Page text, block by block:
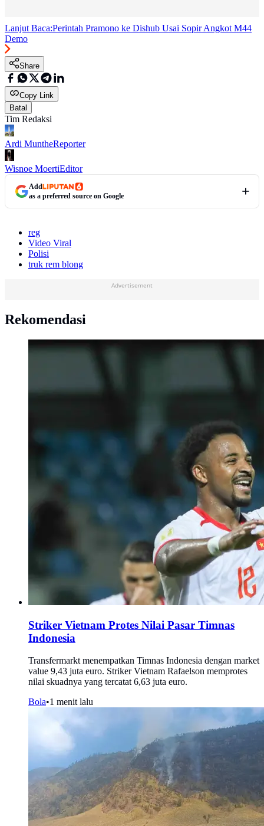
Lanjut Baca:Perintah Pramono ke Dishub Usai Sopir Angkot M44
Demo
Share
Copy Link
Batal
Tim Redaksi
Ardi MuntheReporter
Wisnoe MoertiEditor
Add
as a preferred source on Google
reg
Video Viral
Polisi
truk rem blong
Advertisement
Rekomendasi
Striker Vietnam Protes Nilai Pasar Timnas
Indonesia
Transfermarkt menempatkan Timnas Indonesia dengan market
value 9,43 juta euro. Striker Vietnam Rafaelson memprotes
nilai skuadnya yang tercatat 6,63 juta euro.
Bola•1 menit lalu